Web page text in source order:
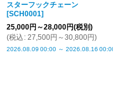
スターフックチェーン
[SCH0001]
25,000円 ～28,000円(税別)
(税込 : 27,500円 ～30,800円)
2026.08.09 00:00 ～ 2026.08.16